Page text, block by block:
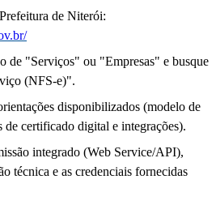
de Niterói:
de "Serviços" ou "Empresas" e busque
(NFS-e)".
disponibilizados (modelo de
de certificado digital e integrações).
integrado (Web Service/API),
técnica e as credenciais fornecidas